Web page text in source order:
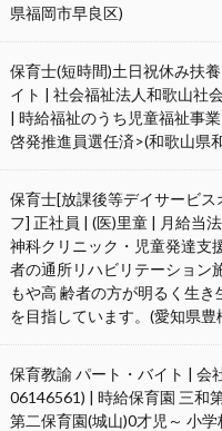
県福岡市早良区)
保育士(短時間)土日祝休み扶
イト | 社会福祉法人和歌山社
| 時給福祉のうち児童福祉事
啓発推進員選任済>(和歌山県
保育士[放課後等デイサービス
フ] 正社員 | (医)里童 | 月給当
神科クリニック・児童発達支
者の通所リハビリテーション
もや高 齢者の方が明るく生
を目指しています。(愛知県豊
保育教諭 パート・バイト | 会
06146561) | 時給保育園 三和
第二保育園(城山)0才児～ 小